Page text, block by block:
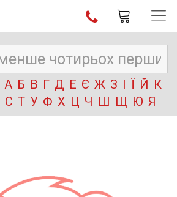
А Б В Г Д Е Є Ж З І Ї Й К
С Т У Ф Х Ц Ч Ш Щ Ю Я